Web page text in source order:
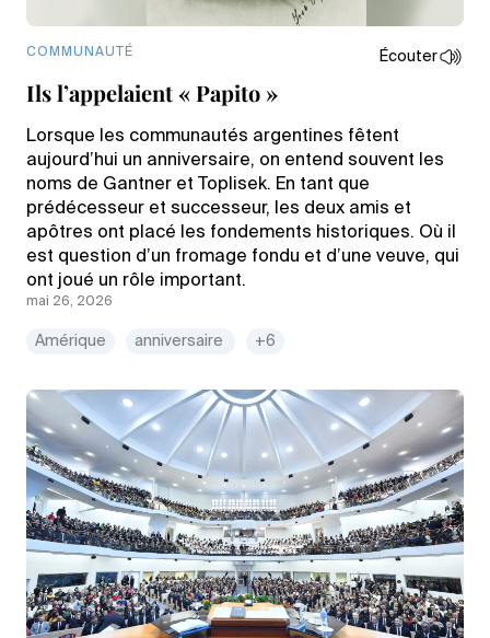
COMMUNAUTÉ Écouter
Ils l’appelaient « Papito »
Lorsque les communautés argentines fêtent
aujourd’hui un anniversaire, on entend souvent les
noms de Gantner et Toplisek. En tant que
prédécesseur et successeur, les deux amis et
apôtres ont placé les fondements historiques. Où il
est question d’un fromage fondu et d’une veuve, qui
ont joué un rôle important.
mai 26, 2026
Amérique anniversaire +6